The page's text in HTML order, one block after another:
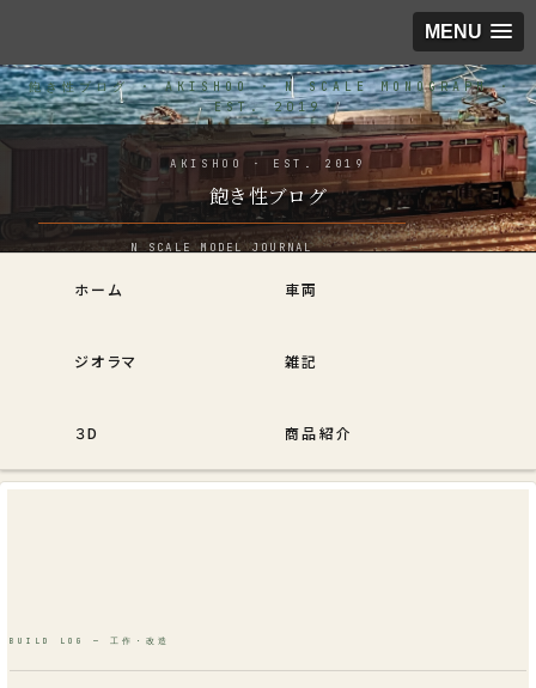
MENU
飽き性ブログ
ホーム 車両
ジオラマ 雑記
３D 商品紹介